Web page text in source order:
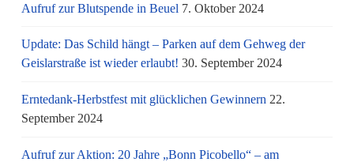
Aufruf zur Blutspende in Beuel 7. Oktober 2024
Update: Das Schild hängt – Parken auf dem Gehweg der
Geislarstraße ist wieder erlaubt! 30. September 2024
Erntedank-Herbstfest mit glücklichen Gewinnern 22.
September 2024
Aufruf zur Aktion: 20 Jahre „Bonn Picobello“ – am